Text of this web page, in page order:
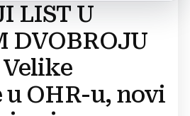
LIST U
DVOBROJU
OHR-u, novi